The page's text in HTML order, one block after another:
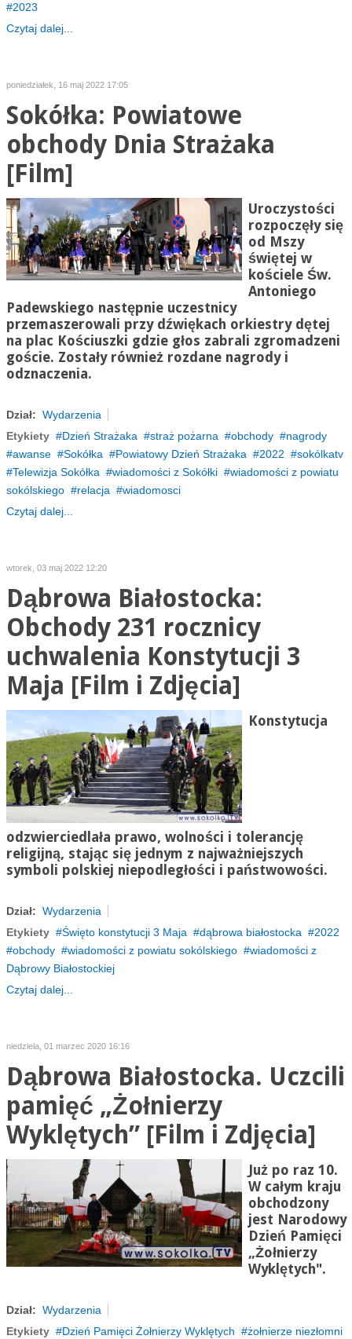
2023
Czytaj dalej...
poniedziałek, 16 maj 2022 17:05
Sokółka: Powiatowe
obchody Dnia Strażaka
[Film]
Uroczystości
rozpoczęły się
od Mszy
świętej w
kościele Św.
Antoniego
Padewskiego następnie uczestnicy
przemaszerowali przy dźwiękach orkiestry dętej
na plac Kościuszki gdzie głos zabrali zgromadzeni
goście. Zostały również rozdane nagrody i
odznaczenia.
Dział: Wydarzenia
Etykiety
Dzień Strażaka straż pożarna obchody
nagrody
awanse
Sokółka Powiatowy Dzień Strażaka 2022
sokólkatv
Telewizja Sokółka
wiadomości z Sokółki
wiadomości z powiatu
sokólskiego
relacja
wiadomosci
Czytaj dalej...
wtorek, 03 maj 2022 12:20
Dąbrowa Białostocka:
Obchody 231 rocznicy
uchwalenia Konstytucji 3
Maja [Film i Zdjęcia]
Konstytucja
odzwierciedlała prawo, wolności i tolerancję
religijną, stając się jednym z najważniejszych
symboli polskiej niepodległości i państwowości.
Dział: Wydarzenia
Etykiety
Święto konstytucji 3 Maja dąbrowa białostocka
2022
obchody
wiadomości z powiatu sokólskiego
wiadomości z
Dąbrowy Białostockiej
Czytaj dalej...
niedziela, 01 marzec 2020 16:16
Dąbrowa Białostocka. Uczcili
pamięć „Żołnierzy
Wyklętych” [Film i Zdjęcia]
Już po raz 10.
W całym kraju
obchodzony
jest Narodowy
Dzień Pamięci
„Żołnierzy
Wyklętych".
Dział: Wydarzenia
Etykiety
Dzień Pamięci Żołnierzy Wyklętych
żołnierze niezłomni